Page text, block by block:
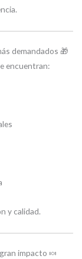
demandados 🎁
encuentran:
y calidad.
impacto 🍬